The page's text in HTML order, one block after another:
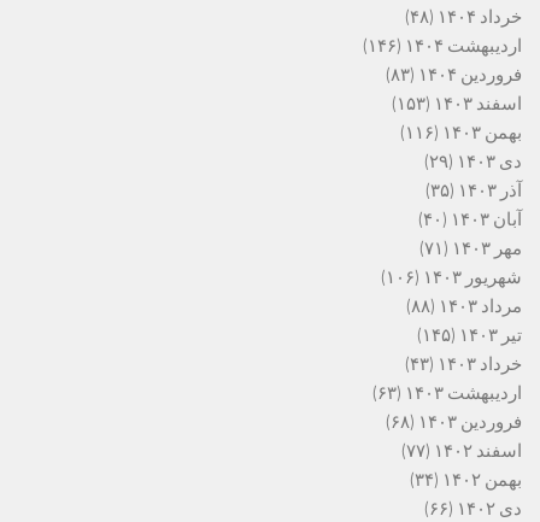
خرداد ۱۴۰۴
(۴۸)
اردیبهشت ۱۴۰۴
(۱۴۶)
فروردین ۱۴۰۴
(۸۳)
اسفند ۱۴۰۳
(۱۵۳)
بهمن ۱۴۰۳
(۱۱۶)
دی ۱۴۰۳
(۲۹)
آذر ۱۴۰۳
(۳۵)
آبان ۱۴۰۳
(۴۰)
مهر ۱۴۰۳
(۷۱)
شهریور ۱۴۰۳
(۱۰۶)
مرداد ۱۴۰۳
(۸۸)
تیر ۱۴۰۳
(۱۴۵)
خرداد ۱۴۰۳
(۴۳)
اردیبهشت ۱۴۰۳
(۶۳)
فروردین ۱۴۰۳
(۶۸)
اسفند ۱۴۰۲
(۷۷)
بهمن ۱۴۰۲
(۳۴)
دی ۱۴۰۲
(۶۶)